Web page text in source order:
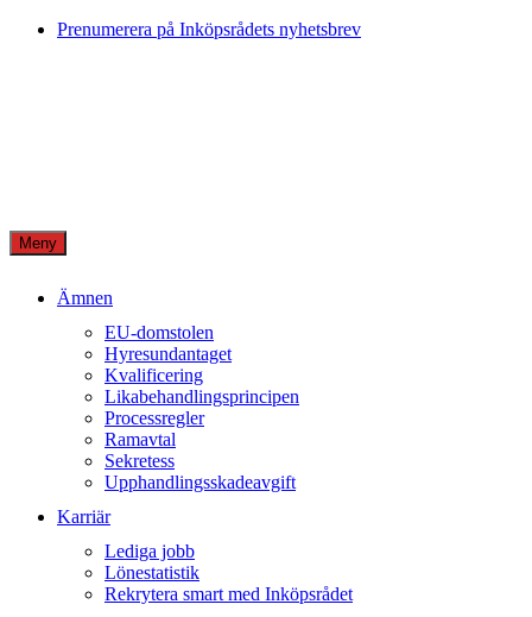
Skip
Prenumerera på Inköpsrådets nyhetsbrev
Meny
Ämnen
EU-domstolen
Hyresundantaget
Kvalificering
Likabehandlingsprincipen
Processregler
Ramavtal
Sekretess
Upphandlingsskadeavgift
Karriär
Lediga jobb
Lönestatistik
Rekrytera smart med Inköpsrådet